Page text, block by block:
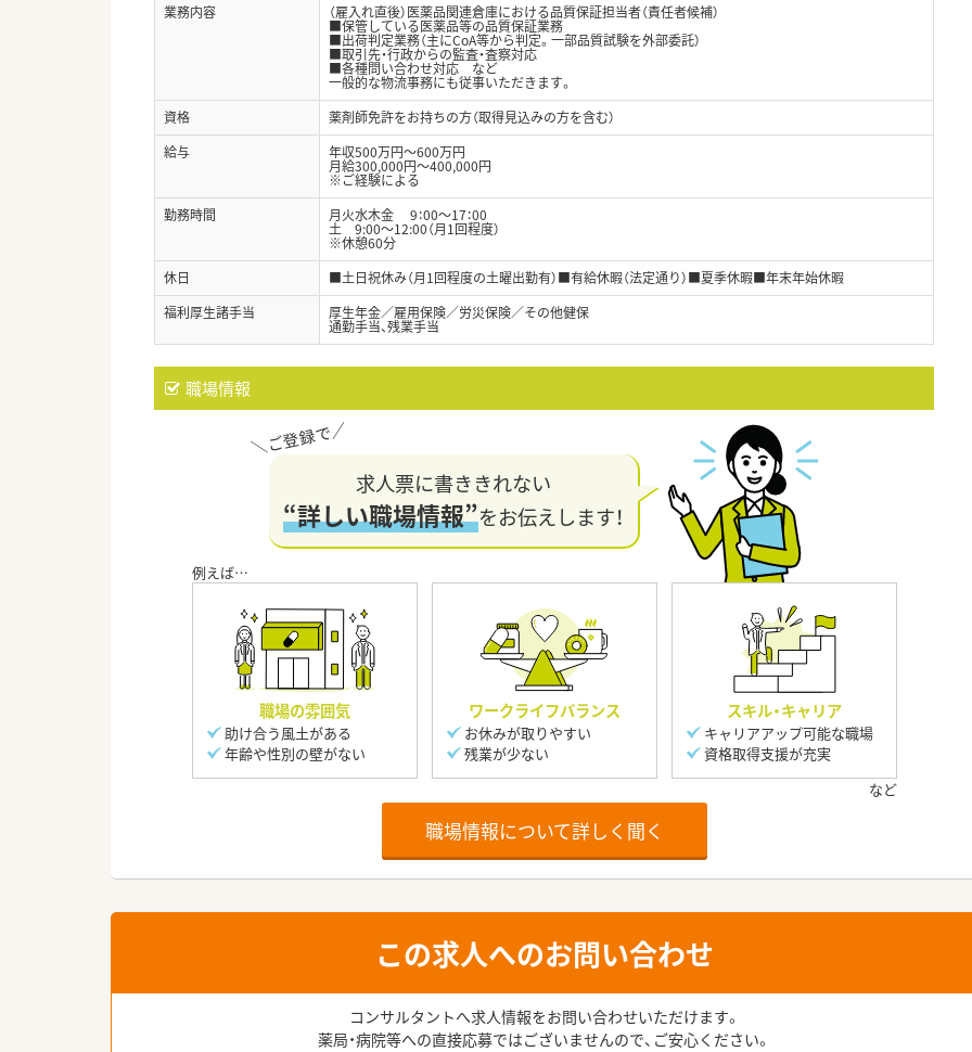
業務内容
（雇入れ直後）医薬品関連倉庫における品質保証担当者（責任者候補）
■保管している医薬品等の品質保証業務
■出荷判定業務（主にCoA等から判定。一部品質試験を外部委託）
■取引先・行政からの監査・査察対応
■各種問い合わせ対応 など
一般的な物流事務にも従事いただきます。
資格
薬剤師免許をお持ちの方（取得見込みの方を含む）
給与
年収500万円～600万円
月給300,000円～400,000円
※ご経験による
勤務時間
月火水木金 9：00～17：00
土 9:00～12:00（月1回程度）
※休憩60分
休日
■土日祝休み（月1回程度の土曜出勤有）■有給休暇（法定通り）■夏季休暇■年末年始休暇
福利厚生諸手当
厚生年金／雇用保険／労災保険／その他健保
通勤手当、残業手当
職場情報
求人票に書ききれない
“詳しい職場情報”をお伝えします！
職場の雰囲気
助け合う風土がある
年齢や性別の壁がない
ワークライフバランス
お休みが取りやすい
残業が少ない
スキル・キャリア
キャリアアップ可能な職場
資格取得支援が充実
職場情報について詳しく聞く
この求人へのお問い合わせ
コンサルタントへ求人情報をお問い合わせいただけます。
薬局・病院等への直接応募ではございませんので、ご安心ください。